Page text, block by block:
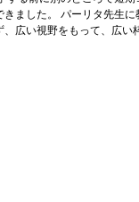
ました。 パーリタ先生
広い視野をもって、広い